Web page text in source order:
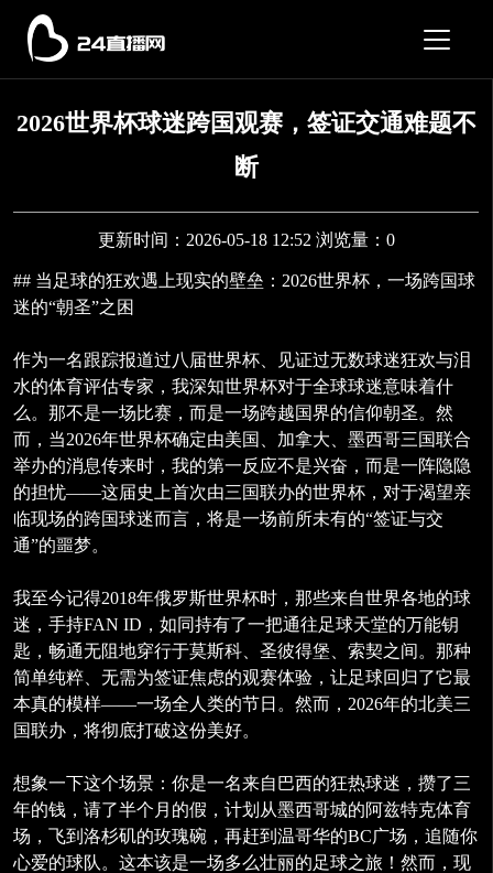
2026世界杯球迷跨国观赛，签证交通难题不
断
更新时间：2026-05-18 12:52 浏览量：0
## 当足球的狂欢遇上现实的壁垒：2026世界杯，一场跨国球
迷的“朝圣”之困
作为一名跟踪报道过八届世界杯、见证过无数球迷狂欢与泪
水的体育评估专家，我深知世界杯对于全球球迷意味着什
么。那不是一场比赛，而是一场跨越国界的信仰朝圣。然
而，当2026年世界杯确定由美国、加拿大、墨西哥三国联合
举办的消息传来时，我的第一反应不是兴奋，而是一阵隐隐
的担忧——这届史上首次由三国联办的世界杯，对于渴望亲
临现场的跨国球迷而言，将是一场前所未有的“签证与交
通”的噩梦。
我至今记得2018年俄罗斯世界杯时，那些来自世界各地的球
迷，手持FAN ID，如同持有了一把通往足球天堂的万能钥
匙，畅通无阻地穿行于莫斯科、圣彼得堡、索契之间。那种
简单纯粹、无需为签证焦虑的观赛体验，让足球回归了它最
本真的模样——一场全人类的节日。然而，2026年的北美三
国联办，将彻底打破这份美好。
想象一下这个场景：你是一名来自巴西的狂热球迷，攒了三
年的钱，请了半个月的假，计划从墨西哥城的阿兹特克体育
场，飞到洛杉矶的玫瑰碗，再赶到温哥华的BC广场，追随你
心爱的球队。这本该是一场多么壮丽的足球之旅！然而，现